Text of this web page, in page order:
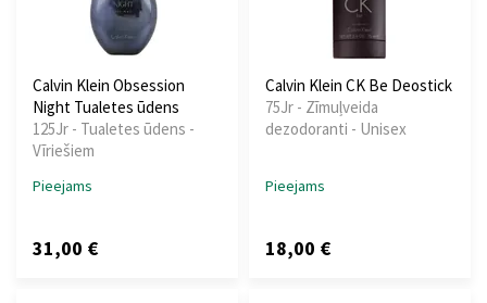
Calvin Klein Obsession
Night Tualetes ūdens
125Jr - Tualetes ūdens -
Vīriešiem
Pieejams
31,00 €
Calvin Klein CK Be Deostick
75Jr - Zīmuļveida
dezodoranti - Unisex
Pieejams
18,00 €